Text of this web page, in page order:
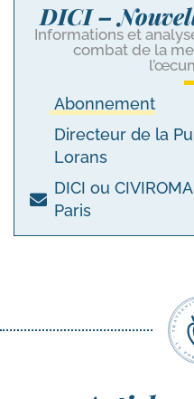
DICI –
Informations et
combat de la
Abonnement
Directeur de la
Lorans
DICI ou
Paris